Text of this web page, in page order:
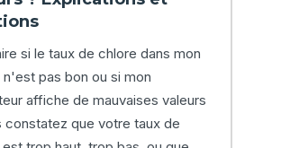
si le taux de chlore dans mon
n'est pas bon ou si mon
affiche de mauvaises valeurs
constatez que votre taux de